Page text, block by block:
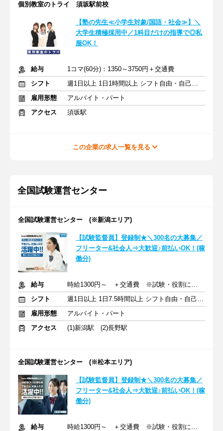
個別教室のトライ 須坂駅前校
【塾の先生≪小学生対象/国語・社会≫】＼
大学生積極採用中／1科目だけの指導で◎私
服OK！
給与
1コマ(60分)：1350～3750円＋交通費
シフト
週1日以上 1日1時間以上 シフト自由・自己申告
雇用形態
アルバイト・パート
アクセス
須坂駅
この企業の求人一覧を見る
全国試験運営センター
全国試験運営センター (※新潟エリア)
【試験監督員】登録制★＼300名の大募集／
フリーター&社会人⇒大歓迎♪前払いOK！(稼
働分)
給与
時給1300円～ ＋交通費 ※試験・役割により手当あり
シフト
週1日以上 1日7.5時間以上 シフト自由・自己申告
雇用形態
アルバイト・パート
アクセス
(1)新潟駅 (2)長野駅
全国試験運営センター (※松本エリア)
【試験監督員】登録制★＼300名の大募集／
フリーター&社会人⇒大歓迎♪前払いOK！(稼
働分)
給与
時給1300円～ ＋交通費 ※試験・役割により手当あり